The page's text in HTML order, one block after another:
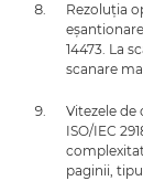
Rezoluţia
14473. La
scanare
Vitezele de
ISO/IEC
paginii,